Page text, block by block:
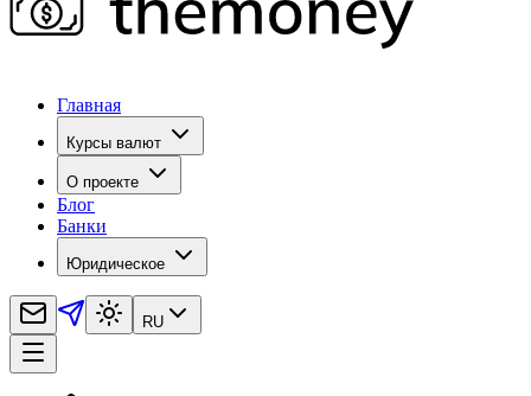
Главная
Курсы валют
О проекте
Блог
Банки
Юридическое
RU